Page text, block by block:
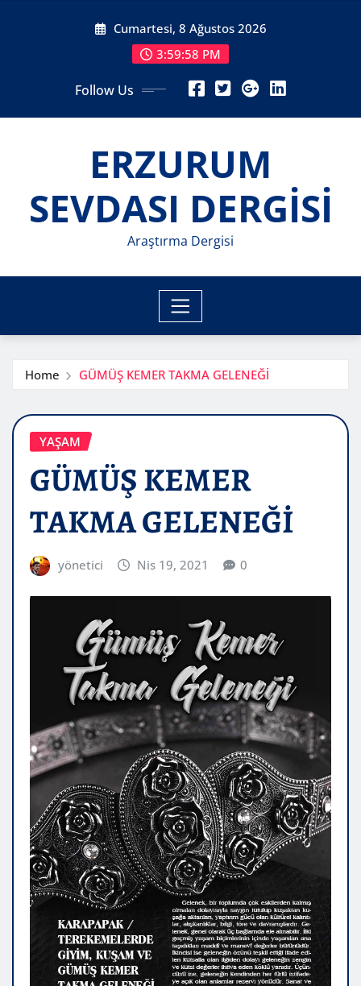
Cumartesi, 8 Ağustos 2026
4:00:00 PM
Follow Us
ERZURUM
SEVDASI DERGİSİ
Araştırma Dergisi
Home GÜMÜŞ KEMER TAKMA GELENEĞİ
YAŞAM
GÜMÜŞ KEMER
TAKMA GELENEĞİ
yönetici Nis 19, 2021 0